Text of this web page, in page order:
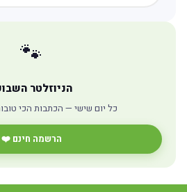
🐾
הניוזלטר
כל יום שישי — הכתבות הכי
הרשמה חינם ❤️